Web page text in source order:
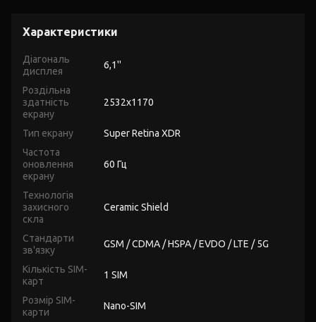
Характеристики
Діагональ
дисплея
6,1''
Роздільна
здатність
екрану
2532x1170
Тип екрану
Super Retina XDR
Частота
оновлення
екрану
60 Гц
Технологія
захисного
скла
Ceramic Shield
Стандарти
зв'язку
GSM / CDMA / HSPA / EVDO / LTE / 5G
Кількість SIM-
карт
1 SIM
Розмір SIM-
карти
Nano-SIM